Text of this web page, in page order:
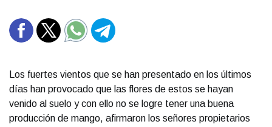
Los fuertes vientos que se han presentado en los últimos
días han provocado que las flores de estos se hayan
venido al suelo y con ello no se logre tener una buena
producción de mango, afirmaron los señores propietarios